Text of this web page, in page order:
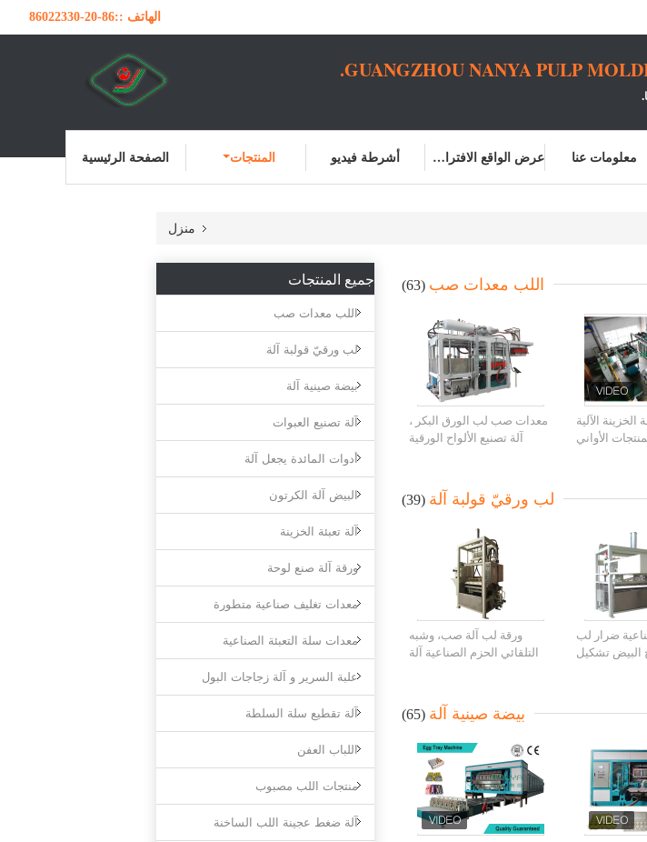
الهاتف ::86-20-86022330
GUANGZHOU NANYA PULP
الصفحة الرئيسية المنتجات أشرطة فيديو عرض الواقع الافتراضي معلومات عنا
منزل
جميع المنتجات
اللب معدات صب
لب ورقيّ قولبة آلة
بيضة صينية آلة
آلة تصنيع العبوات
أدوات المائدة يجعل آلة
البيض آلة الكرتون
آلة تعبئة الخزينة
ورقة آلة صنع لوحة
معدات تغليف صناعية متطورة
معدات سلة التعبئة الصناعية
علبة السرير و آلة زجاجات البول
آلة تقطيع سلة السلطة
اللباب العفن
منتجات اللب مصبوب
آلة ضغط عجينة اللب الساخنة
اللب معدات صب (63)
معدات صب لب الورق البكر ،
آلة تصنيع الألواح الورقية
الخزينة الآلية
الأواني
لب ورقيّ قولبة آلة (39)
ورقة لب آلة صب، وشبه
التلقائي الحزم الصناعية آلة
ضرار لب
البيض تشكيل
بيضة صينية آلة (65)